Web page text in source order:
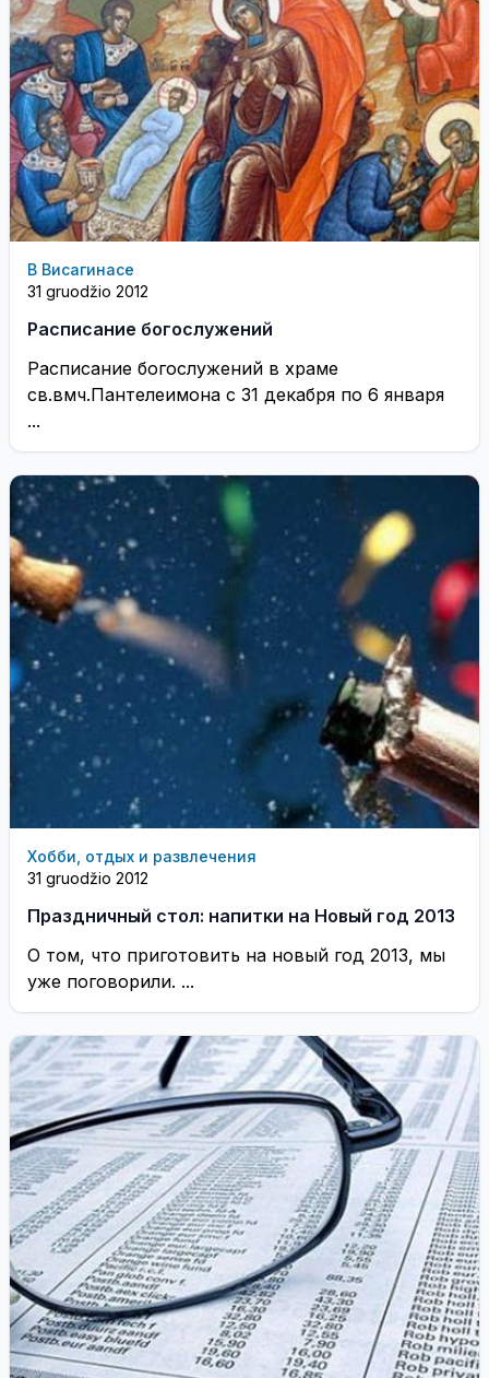
В Висагинасе
31 gruodžio 2012
Расписание богослужений
Расписание богослужений в храме
св.вмч.Пантелеимона с 31 декабря по 6 января
...
Хобби, отдых и развлечения
31 gruodžio 2012
Праздничный стол: напитки на Новый год 2013
О том, что приготовить на новый год 2013, мы
уже поговорили. ...